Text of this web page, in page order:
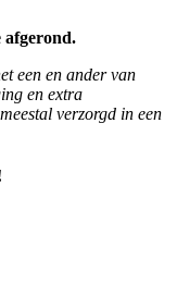
afgerond.
een en ander van
en extra
verzorgd in een